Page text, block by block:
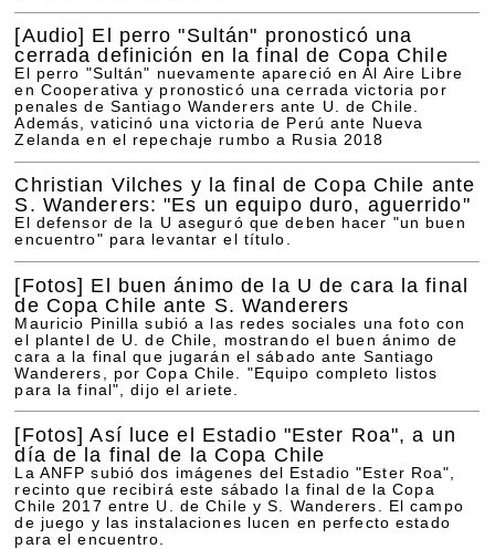
[Audio] El perro "Sultán" pronosticó una
cerrada definición en la final de Copa Chile
El perro "Sultán" nuevamente apareció en Al Aire Libre
en Cooperativa y pronosticó una cerrada victoria por
penales de Santiago Wanderers ante U. de Chile.
Además, vaticinó una victoria de Perú ante Nueva
Zelanda en el repechaje rumbo a Rusia 2018
Christian Vilches y la final de Copa Chile ante
S. Wanderers: "Es un equipo duro, aguerrido"
El defensor de la U aseguró que deben hacer "un buen
encuentro" para levantar el título.
[Fotos] El buen ánimo de la U de cara la final
de Copa Chile ante S. Wanderers
Mauricio Pinilla subió a las redes sociales una foto con
el plantel de U. de Chile, mostrando el buen ánimo de
cara a la final que jugarán el sábado ante Santiago
Wanderers, por Copa Chile. "Equipo completo listos
para la final", dijo el ariete.
[Fotos] Así luce el Estadio "Ester Roa", a un
día de la final de la Copa Chile
La ANFP subió dos imágenes del Estadio "Ester Roa",
recinto que recibirá este sábado la final de la Copa
Chile 2017 entre U. de Chile y S. Wanderers. El campo
de juego y las instalaciones lucen en perfecto estado
para el encuentro.